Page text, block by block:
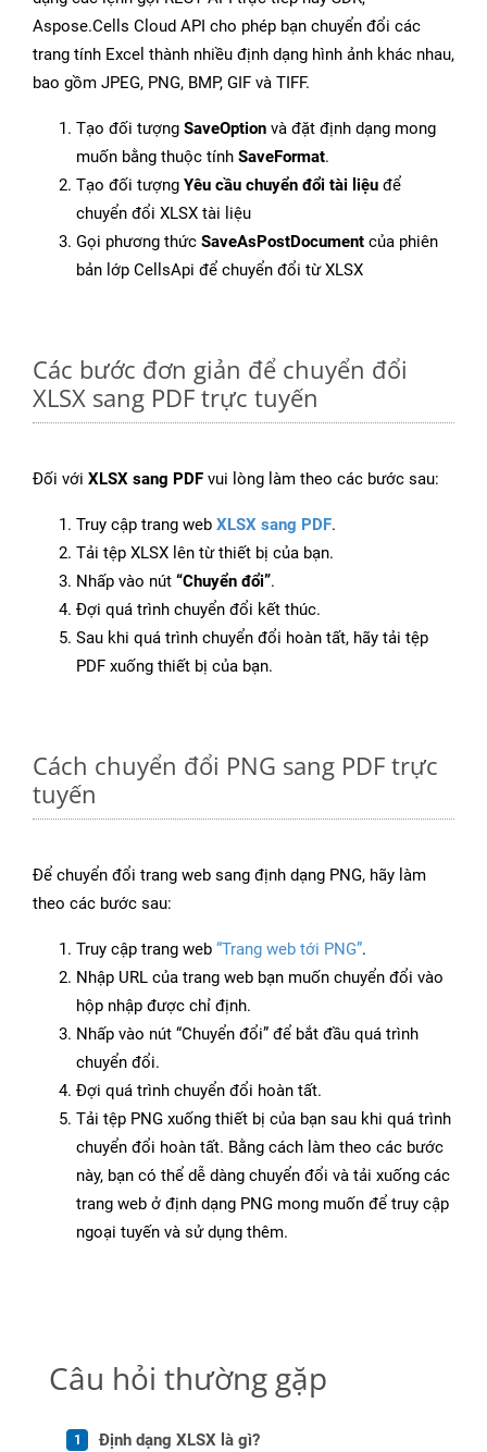
Aspose.Cells Cloud API cho phép bạn chuyển đổi các
trang tính Excel thành nhiều định dạng hình ảnh khác nhau,
bao gồm JPEG, PNG, BMP, GIF và TIFF.
Tạo đối tượng SaveOption và đặt định dạng mong
muốn bằng thuộc tính SaveFormat.
Tạo đối tượng Yêu cầu chuyển đổi tài liệu để
chuyển đổi XLSX tài liệu
Gọi phương thức SaveAsPostDocument của phiên
bản lớp CellsApi để chuyển đổi từ XLSX
Các bước đơn giản để chuyển đổi
XLSX sang PDF trực tuyến
Đối với XLSX sang PDF vui lòng làm theo các bước sau:
Truy cập trang web XLSX sang PDF.
Tải tệp XLSX lên từ thiết bị của bạn.
Nhấp vào nút “Chuyển đổi”.
Đợi quá trình chuyển đổi kết thúc.
Sau khi quá trình chuyển đổi hoàn tất, hãy tải tệp
PDF xuống thiết bị của bạn.
Cách chuyển đổi PNG sang PDF trực
tuyến
Để chuyển đổi trang web sang định dạng PNG, hãy làm
theo các bước sau:
Truy cập trang web “Trang web tới PNG”.
Nhập URL của trang web bạn muốn chuyển đổi vào
hộp nhập được chỉ định.
Nhấp vào nút “Chuyển đổi” để bắt đầu quá trình
chuyển đổi.
Đợi quá trình chuyển đổi hoàn tất.
Tải tệp PNG xuống thiết bị của bạn sau khi quá trình
chuyển đổi hoàn tất. Bằng cách làm theo các bước
này, bạn có thể dễ dàng chuyển đổi và tải xuống các
trang web ở định dạng PNG mong muốn để truy cập
ngoại tuyến và sử dụng thêm.
Câu hỏi thường gặp
Định dạng XLSX là gì?